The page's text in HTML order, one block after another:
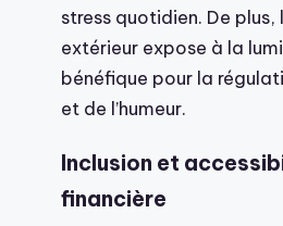
stress quotidien. De
extérieur expose à la
bénéfique pour la
et de l’humeur.
Inclusion et
financière